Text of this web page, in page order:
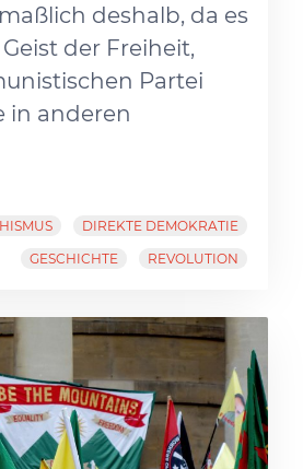
deshalb, da es
der Freiheit,
Partei
in anderen
DIREKTE DEMOKRATIE
GESCHICHTE
REVOLUTION